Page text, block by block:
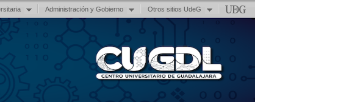
Administración y Gobierno Otros sitios UdeG